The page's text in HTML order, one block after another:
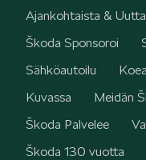
Ajankohtaista & Uutta
Škoda Sponsoroi
Sähköautoilu
Kuvassa
Meidän
Škoda Palvelee
Škoda 130 vuotta